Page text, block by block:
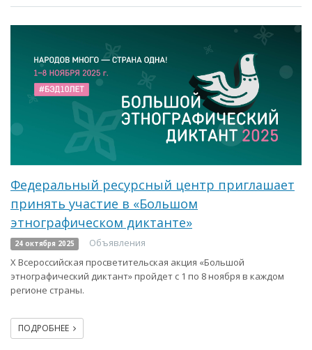
Федеральный ресурсный центр приглашает
принять участие в «Большом
этнографическом диктанте»
24 октября 2025
Объявления
X Всероссийская просветительская акция «Большой
этнографический диктант» пройдет с 1 по 8 ноября в каждом
регионе страны.
ПОДРОБНЕЕ